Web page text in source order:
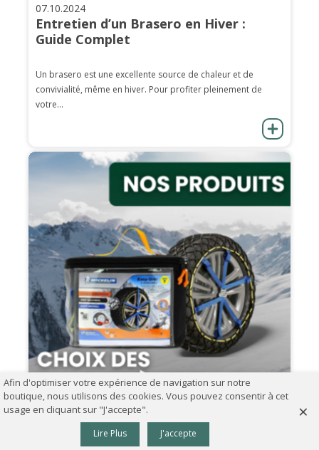
07.10.2024
Entretien d’un Brasero en Hiver :
Guide Complet
Un brasero est une excellente source de chaleur et de
convivialité, même en hiver. Pour profiter pleinement de
votre...
Comment choisir ses chaînes à neige ?
0
Afin d'optimiser votre expérience de navigation sur notre
boutique, nous utilisons des cookies. Vous pouvez consentir à cet
usage en cliquant sur "J'accepte".
Lire Plus J'accepte
×